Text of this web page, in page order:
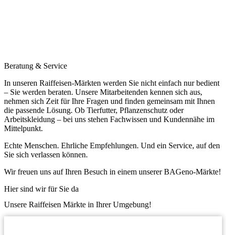
Beratung & Service
In unseren Raiffeisen-Märkten werden Sie nicht einfach nur bedient
– Sie werden beraten. Unsere Mitarbeitenden kennen sich aus,
nehmen sich Zeit für Ihre Fragen und finden gemeinsam mit Ihnen
die passende Lösung. Ob Tierfutter, Pflanzenschutz oder
Arbeitskleidung – bei uns stehen Fachwissen und Kundennähe im
Mittelpunkt.
Echte Menschen. Ehrliche Empfehlungen. Und ein Service, auf den
Sie sich verlassen können.
Wir freuen uns auf Ihren Besuch in einem unserer BAGeno-Märkte!
Hier sind wir für Sie da
Unsere Raiffeisen Märkte in Ihrer Umgebung!